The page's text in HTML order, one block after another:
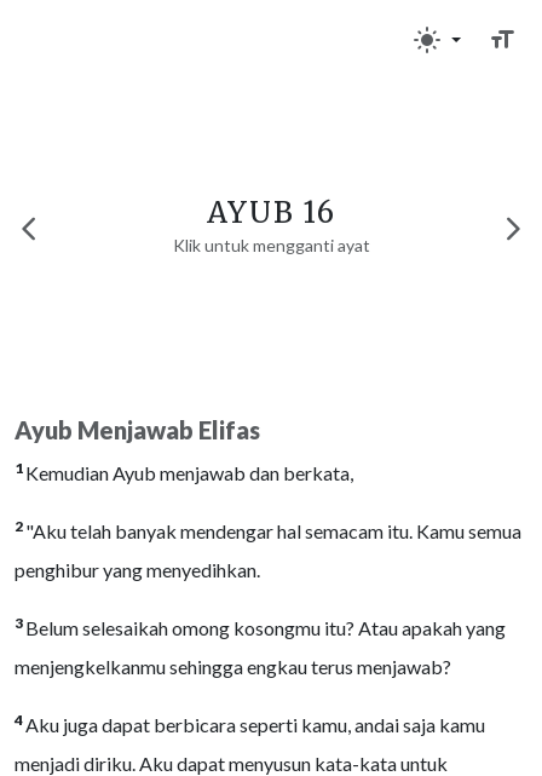
AYUB 16
Klik untuk mengganti ayat
Ayub Menjawab Elifas
1 Kemudian Ayub menjawab dan berkata,
2 "Aku telah banyak mendengar hal semacam itu. Kamu semua
penghibur yang menyedihkan.
3 Belum selesaikah omong kosongmu itu? Atau apakah yang
menjengkelkanmu sehingga engkau terus menjawab?
4Aku juga dapat berbicara seperti kamu, andai saja kamu
menjadi diriku. Aku dapat menyusun kata-kata untuk